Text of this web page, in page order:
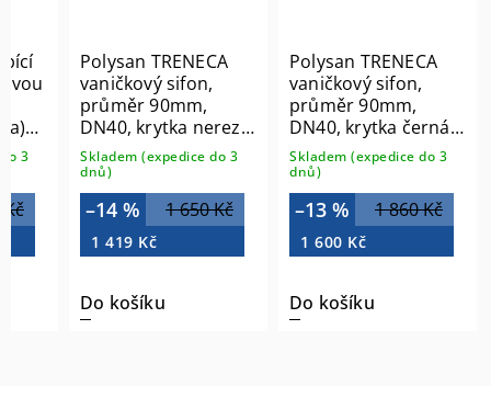
3
Polysan TRENECA
vaničkový sifon,
průměr 90mm,
DN40, krytka nerez
84999
Skladem (expedice do 3
dnů)
1 650 Kč
–14 %
1 419 Kč
Do košíku
Polysan TRENECA
vaničkový sifon,
průměr 90mm,
DN40, krytka černá
mat 84999.21
Skladem (expedice do 3
dnů)
1 860 Kč
–13 %
1 600 Kč
Do košíku